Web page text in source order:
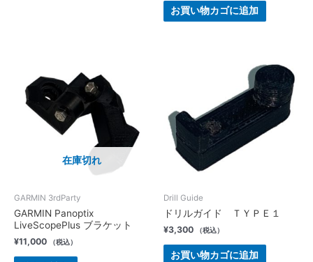
お買い物カゴに追加
在庫切れ
GARMIN 3rdParty
GARMIN Panoptix
LiveScopePlus ブラケット
¥11,000 （税込）
Drill Guide
ドリルガイド ＴＹＰＥ１
¥3,300 （税込）
お買い物カゴに追加